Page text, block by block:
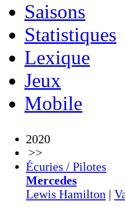
Saisons
Statistiques
Lexique
Jeux
Mobile
2020
>>
Écuries / Pilotes
Mercedes
Lewis Hamilton |